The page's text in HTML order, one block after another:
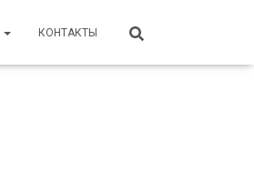
КОНТАКТЫ